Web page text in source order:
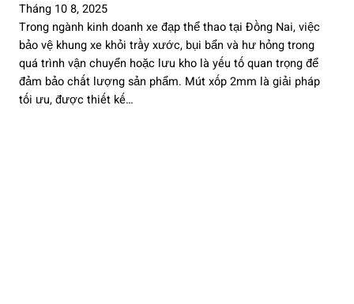
Tháng 10 8, 2025
Trong ngành kinh doanh xe đạp thể thao tại Đồng Nai, việc
bảo vệ khung xe khỏi trầy xước, bụi bẩn và hư hỏng trong
quá trình vận chuyển hoặc lưu kho là yếu tố quan trọng để
đảm bảo chất lượng sản phẩm. Mút xốp 2mm là giải pháp
tối ưu, được thiết kế…